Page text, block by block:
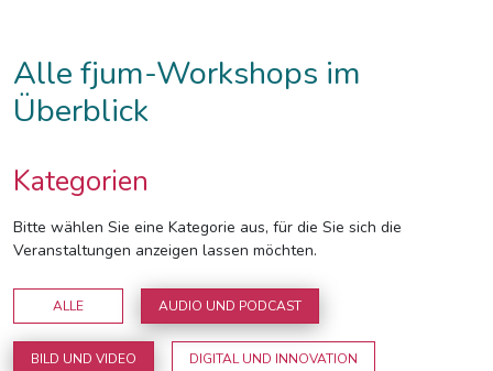
Alle fjum-Workshops im
Überblick
Kategorien
Bitte wählen Sie eine Kategorie aus, für die Sie sich die
Veranstaltungen anzeigen lassen möchten.
ALLE AUDIO UND PODCAST
BILD UND VIDEO DIGITAL UND INNOVATION